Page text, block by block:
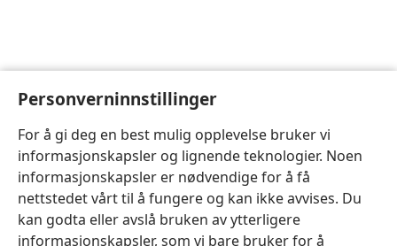
Personverninnstillinger
For å gi deg en best mulig opplevelse bruker vi
informasjonskapsler og lignende teknologier. Noen
informasjonskapsler er nødvendige for å få
nettstedet vårt til å fungere og kan ikke avvises. Du
kan godta eller avslå bruken av ytterligere
informasjonskapsler, som vi bare bruker for å